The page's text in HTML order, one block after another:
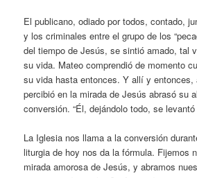
El publicano, odiado por todos, contado,
y los criminales entre el grupo de los
del tiempo de Jesús, se sintió amado, tal
su vida. Mateo comprendió de momento
su vida hasta entonces. Y allí y entonces,
percibió en la mirada de Jesús abrasó su
conversión. “Él, dejándolo todo, se
La Iglesia nos llama a la conversión
liturgia de hoy nos da la fórmula. Fijemos
mirada amorosa de Jesús, y abramos